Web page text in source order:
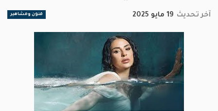
فنون ومشاهير آخر تحديث 19 مايو 2025